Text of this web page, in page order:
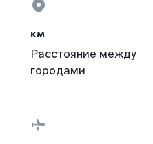
км
Расстояние между
городами